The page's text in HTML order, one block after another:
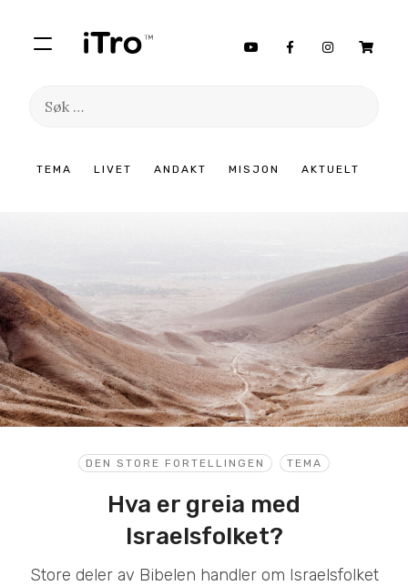
TEMA LIVET ANDAKT MISJON AKTUELT
Søk
DEN STORE FORTELLINGEN TEMA
Hva er greia med
Israelsfolket?
Store deler av Bibelen handler om Israelsfolket